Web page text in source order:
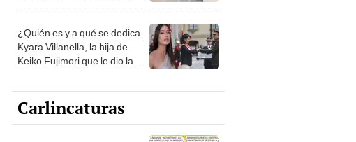
¿Quién es y a qué se dedica
Kyara Villanella, la hija de
Keiko Fujimori que le dio la
Carlincaturas